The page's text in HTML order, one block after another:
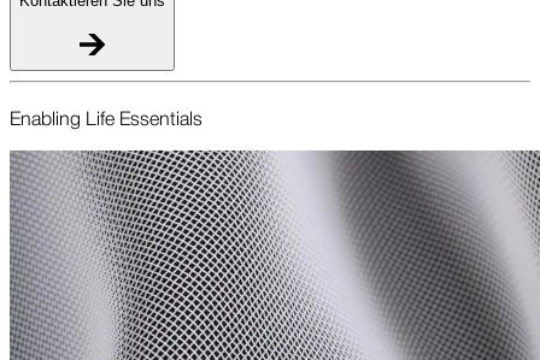
Enabling Life Essentials